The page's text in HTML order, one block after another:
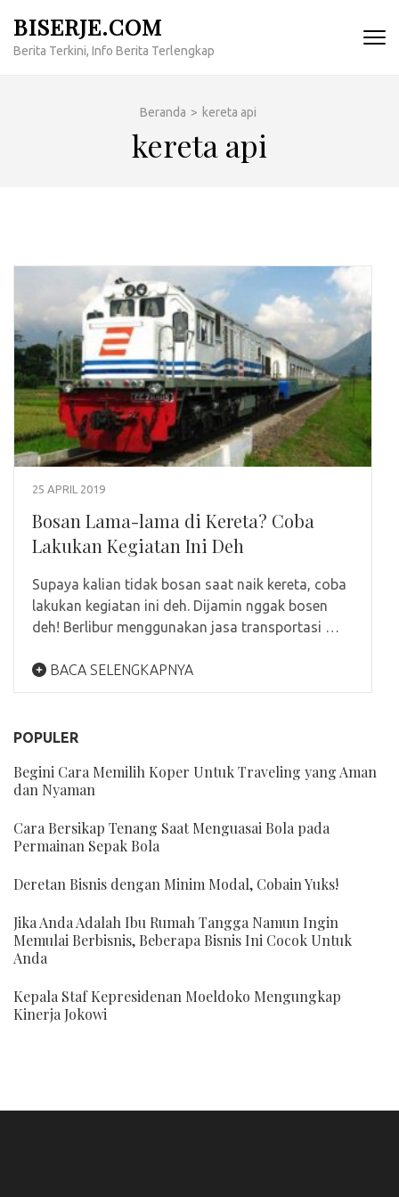
konten
BISERJE.COM
Berita Terkini, Info Berita Terlengkap
Beranda > kereta api
kereta api
25 APRIL 2019
Bosan Lama-lama di Kereta? Coba
Lakukan Kegiatan Ini Deh
Supaya kalian tidak bosan saat naik kereta, coba
lakukan kegiatan ini deh. Dijamin nggak bosen
deh! Berlibur menggunakan jasa transportasi …
BACA SELENGKAPNYA
POPULER
Begini Cara Memilih Koper Untuk Traveling yang Aman
dan Nyaman
Cara Bersikap Tenang Saat Menguasai Bola pada
Permainan Sepak Bola
Deretan Bisnis dengan Minim Modal, Cobain Yuks!
Jika Anda Adalah Ibu Rumah Tangga Namun Ingin
Memulai Berbisnis, Beberapa Bisnis Ini Cocok Untuk
Anda
Kepala Staf Kepresidenan Moeldoko Mengungkap
Kinerja Jokowi